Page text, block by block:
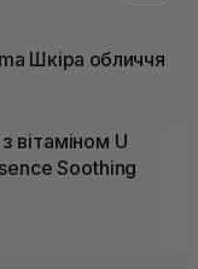
Шкіра обличчя
вітаміном U
Soothing